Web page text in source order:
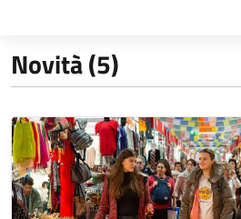
Novità (5)